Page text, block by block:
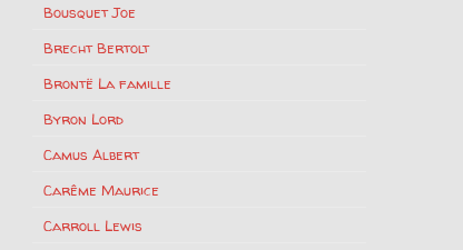
Bousquet Joe
Brecht Bertolt
Brontë La famille
Byron Lord
Camus Albert
Carême Maurice
Carroll Lewis